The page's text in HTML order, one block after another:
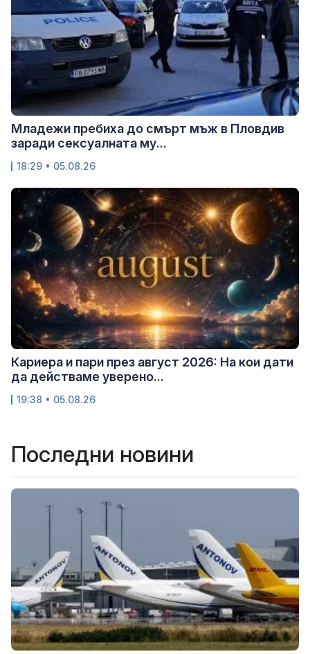
Младежи пребиха до смърт мъж в Пловдив
заради сексуалната му...
18:29 • 05.08.26
Кариера и пари през август 2026: На кои дати
да действаме уверено...
19:38 • 05.08.26
Последни новини